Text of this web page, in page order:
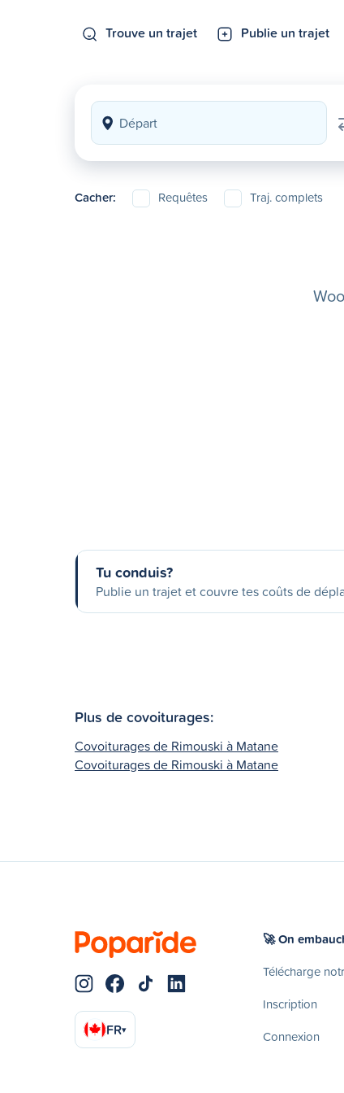
Trouve un trajet Publie un trajet
Cacher: Requêtes Traj. complets
Tu conduis?
Publie un trajet et couvre tes coûts de
Plus de covoiturages:
Covoiturages de Rimouski à Matane
Covoiturages de Rimouski à Matane
FR▾
🚀 On
Télécharge
Inscription
Connexion